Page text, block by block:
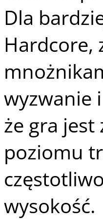
Dla
Hardcore,
wyzwanie
że gra jest
poziomu
wysokość.